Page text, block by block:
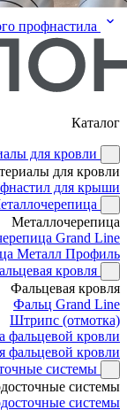
профнастила
Каталог
для кровли
для кровли
для крыши
Металлочерепица
Grand Line
Металл Профиль
кровля
Фальцевая кровля
Фальц Grand Line
Штрипс (отмотка)
фальцевой кровли
фальцевой кровли
системы
системы
системы